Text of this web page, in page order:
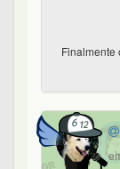
Finalmente